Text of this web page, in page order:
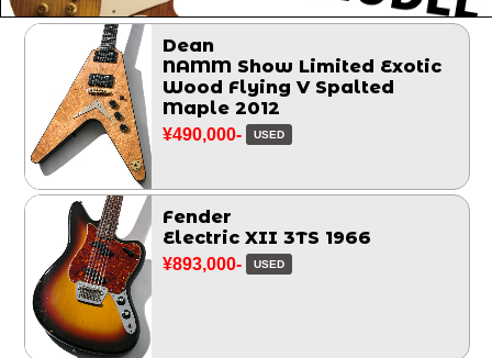
Dean
NAMM Show Limited Exotic
Wood Flying V Spalted
Maple 2012
¥490,000- USED
Fender
Electric XII 3TS 1966
¥893,000- USED